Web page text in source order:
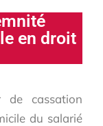
en droit
de cassation
du salarié